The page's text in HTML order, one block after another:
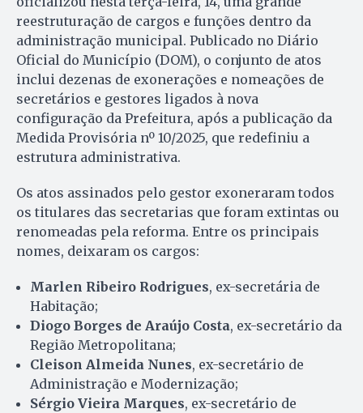
reestruturação de cargos e funções dentro da
administração municipal. Publicado no Diário
Oficial do Município (DOM), o conjunto de atos
inclui dezenas de exonerações e nomeações de
secretários e gestores ligados à nova
configuração da Prefeitura, após a publicação da
Medida Provisória nº 10/2025, que redefiniu a
estrutura administrativa.
Os atos assinados pelo gestor exoneraram todos
os titulares das secretarias que foram extintas ou
renomeadas pela reforma. Entre os principais
nomes, deixaram os cargos:
Marlen Ribeiro Rodrigues, ex-secretária de
Habitação;
Diogo Borges de Araújo Costa, ex-secretário da
Região Metropolitana;
Cleison Almeida Nunes, ex-secretário de
Administração e Modernização;
Sérgio Vieira Marques, ex-secretário de